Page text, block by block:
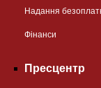
Надання
Фінанси
Пресцентр